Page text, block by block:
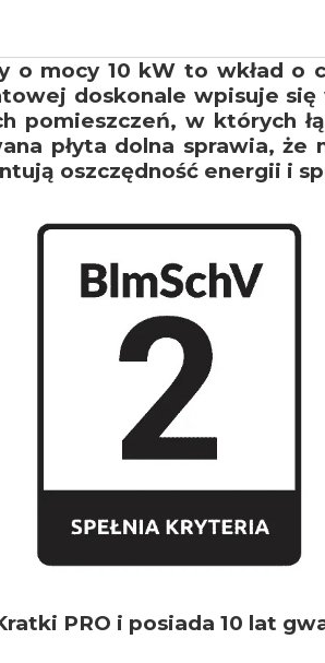
mocy 10 kW to wkład o
doskonale wpisuje
pomieszczeń, w których
płyta dolna sprawia,
oszczędność energii i
PRO i posiada 10 lat